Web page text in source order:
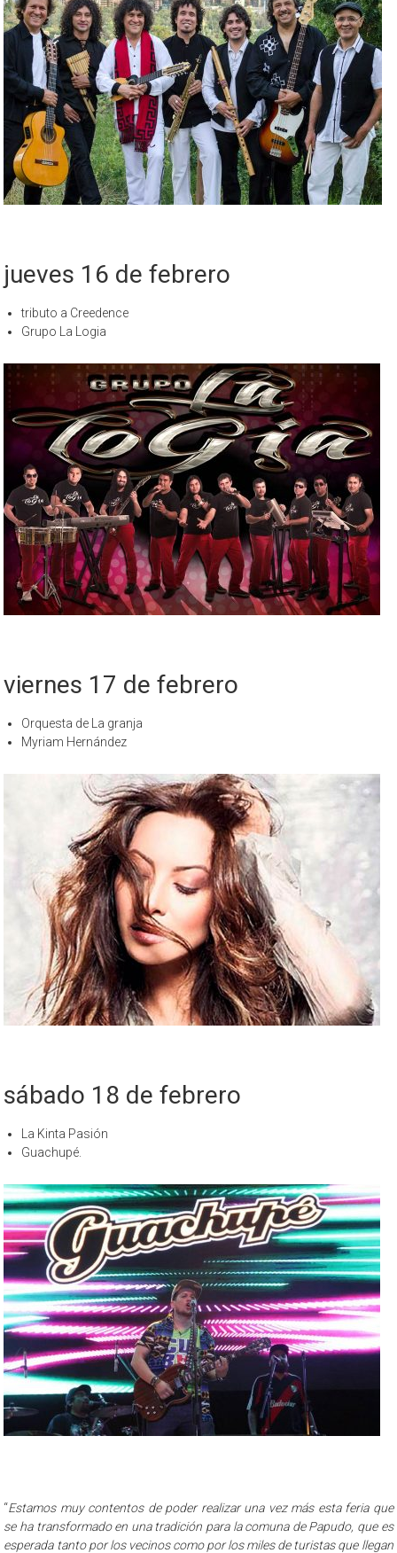
jueves 16 de febrero
tributo a Creedence
Grupo La Logia
viernes 17 de febrero
Orquesta de La granja
Myriam Hernández
sábado 18 de febrero
La Kinta Pasión
Guachupé.
“Estamos muy contentos de poder realizar una vez más esta feria que
se ha transformado en una tradición para la comuna de Papudo, que es
esperada tanto por los vecinos como por los miles de turistas que llegan